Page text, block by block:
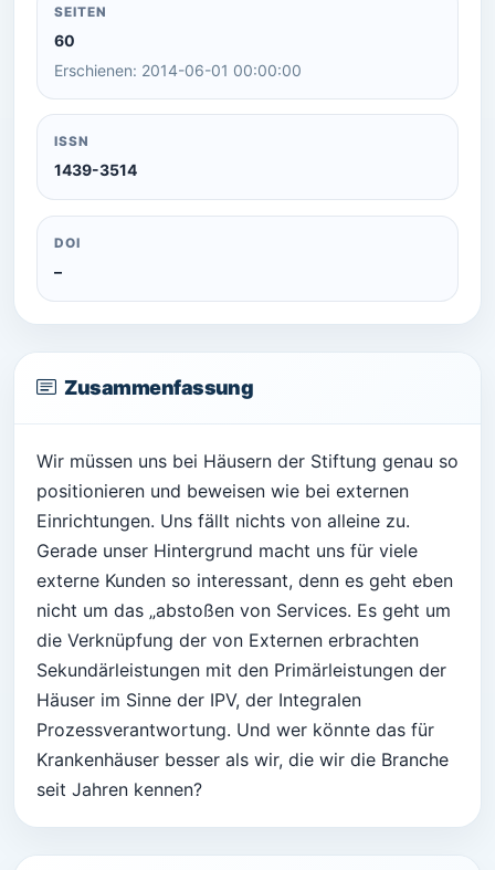
SEITEN
60
Erschienen: 2014-06-01 00:00:00
ISSN
1439-3514
DOI
–
Zusammenfassung
Wir müssen uns bei Häusern der Stiftung genau so
positionieren und beweisen wie bei externen
Einrichtungen. Uns fällt nichts von alleine zu.
Gerade unser Hintergrund macht uns für viele
externe Kunden so interessant, denn es geht eben
nicht um das „abstoßen von Services. Es geht um
die Verknüpfung der von Externen erbrachten
Sekundärleistungen mit den Primärleistungen der
Häuser im Sinne der IPV, der Integralen
Prozessverantwortung. Und wer könnte das für
Krankenhäuser besser als wir, die wir die Branche
seit Jahren kennen?